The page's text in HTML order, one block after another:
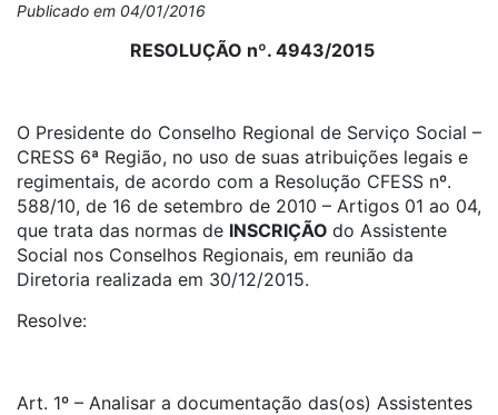
Publicado em 04/01/2016
RESOLUÇÃO nº. 4943/2015
O Presidente do Conselho Regional de Serviço Social –
CRESS 6ª Região, no uso de suas atribuições legais e
regimentais, de acordo com a Resolução CFESS nº.
588/10, de 16 de setembro de 2010 – Artigos 01 ao 04,
que trata das normas de INSCRIÇÃO do Assistente
Social nos Conselhos Regionais, em reunião da
Diretoria realizada em 30/12/2015.
Resolve:
Art. 1º – Analisar a documentação das(os) Assistentes